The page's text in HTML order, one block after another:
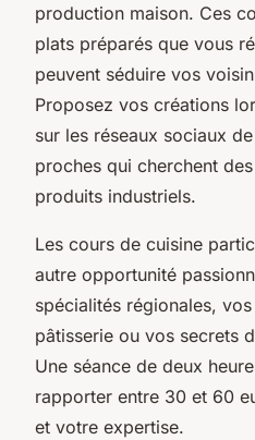
production maison. Ces
plats préparés que vous
peuvent séduire vos
Proposez vos créations
sur les réseaux sociaux
proches qui cherchent
produits industriels.
Les cours de cuisine
autre opportunité
spécialités régionales,
pâtisserie ou vos secrets
Une séance de deux
rapporter entre 30 et 60
et votre expertise.